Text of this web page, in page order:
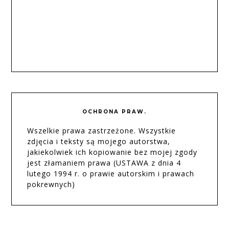
OCHRONA PRAW.
Wszelkie prawa zastrzeżone. Wszystkie
zdjęcia i teksty są mojego autorstwa,
jakiekolwiek ich kopiowanie bez mojej zgody
jest złamaniem prawa (USTAWA z dnia 4
lutego 1994 r. o prawie autorskim i prawach
pokrewnych)